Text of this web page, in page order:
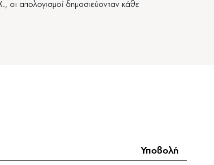
απολογισμοί δημοσιεύονταν κάθε